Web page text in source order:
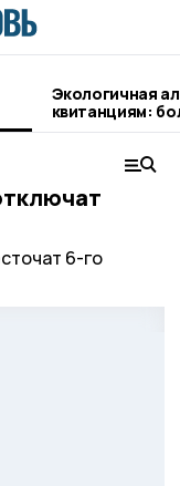
Экологичная
квитанциям:
оплачивают
6-го